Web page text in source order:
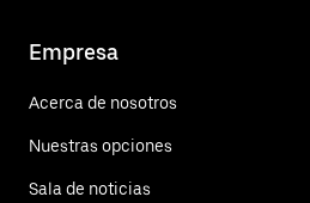
Empresa
Acerca de nosotros
Nuestras opciones
Sala de noticias